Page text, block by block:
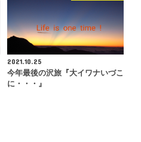
2021.10.25
今年最後の沢旅『大イワナいづこ
に・・・』